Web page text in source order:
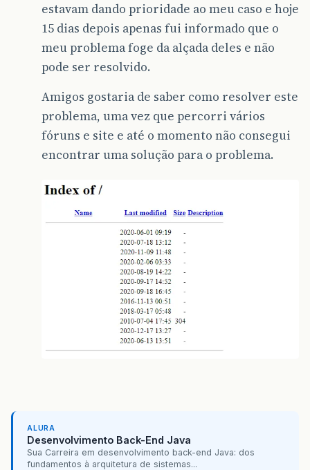
estavam dando prioridade ao meu caso e hoje
15 dias depois apenas fui informado que o
meu problema foge da alçada deles e não
pode ser resolvido.
Amigos gostaria de saber como resolver este
problema, uma vez que percorri vários
fóruns e site e até o momento não consegui
encontrar uma solução para o problema.
ALURA
Desenvolvimento Back-End Java
Sua Carreira em desenvolvimento back-end Java: dos
fundamentos à arquitetura de sistemas...